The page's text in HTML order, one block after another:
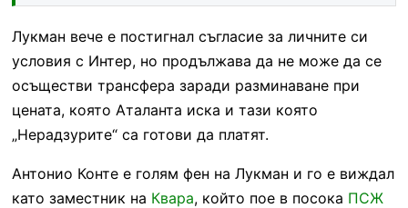
Лукман вече е постигнал съгласие за личните си
условия с Интер, но продължава да не може да се
осъществи трансфера заради разминаване при
цената, която Аталанта иска и тази която
„Нерадзурите“ са готови да платят.
Антонио Конте е голям фен на Лукман и го е виждал
като заместник на Квара, който пое в посока ПСЖ